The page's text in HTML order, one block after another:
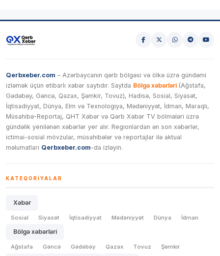
Qerbxeber.com – Azərbaycanın qərb bölgəsi və ölkə üzrə gündəmi
izləmək üçün etibarlı xəbər saytıdır. Saytda Bölgə xəbərləri (Ağstafa,
Gədəbəy, Gəncə, Qazax, Şəmkir, Tovuz), Hadisə, Sosial, Siyasət,
İqtisadiyyat, Dünya, Elm və Texnologiya, Mədəniyyət, İdman, Maraqlı,
Müsahibə-Reportaj, QHT Xəbər və Qərb Xəbər TV bölmələri üzrə
gündəlik yenilənən xəbərlər yer alır. Regionlardan ən son xəbərlər,
ictimai-sosial mövzular, müsahibələr və reportajlar ilə aktual
məlumatları Qerbxeber.com-da izləyin.
KATEQORIYALAR
Xəbər
Sosial Siyasət İqtisadiyyat Mədəniyyət Dünya İdman
Bölgə xəbərləri
Ağstafa Gəncə Gədəbəy Qazax Tovuz Şəmkir